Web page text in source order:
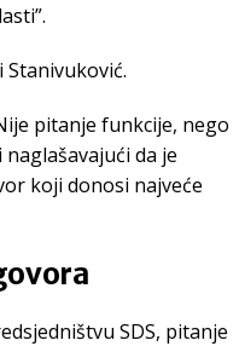
pitanje funkcije, nego
da je
koji donosi najveće
SDS, pitanje